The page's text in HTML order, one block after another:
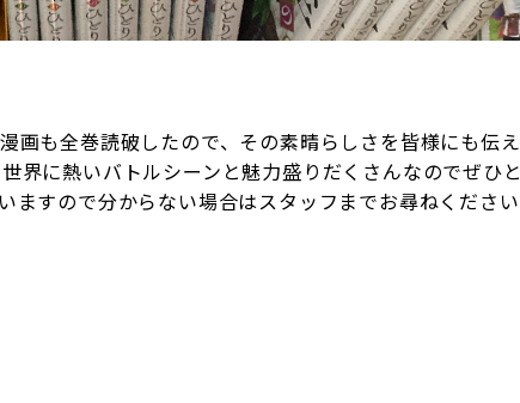
画も全巻読破したので、その素晴らしさを皆様にも伝え
界に熱いバトルシーンと魅力盛りだくさんなのでぜひと
ますので分からない場合はスタッフまでお尋ねください